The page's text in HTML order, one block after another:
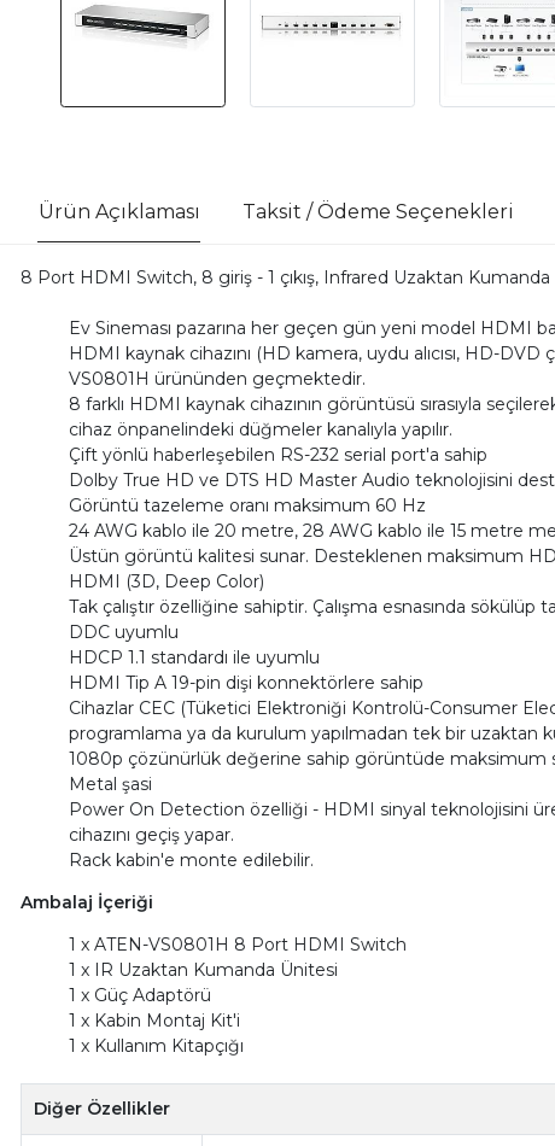
Ürün Açıklaması Taksit / Ödeme Seçenekleri
8 Port HDMI Switch, 8 giriş - 1 çıkış, Infrared Uzaktan Kumanda
Ev Sineması pazarına her geçen gün yeni model HDMI
HDMI kaynak cihazını (HD kamera, uydu alıcısı, HD-
VS0801H ürününden geçmektedir.
8 farklı HDMI kaynak cihazının görüntüsü sırasıyla
cihaz önpanelindeki düğmeler kanalıyla yapılır.
Çift yönlü haberleşebilen RS-232 serial port'a sahip
Dolby True HD ve DTS HD Master Audio teknolojisini
Görüntü tazeleme oranı maksimum 60 Hz
24 AWG kablo ile 20 metre, 28 AWG kablo ile 15 metre
Üstün görüntü kalitesi sunar. Desteklenen maksimum
HDMI (3D, Deep Color)
Tak çalıştır özelliğine sahiptir. Çalışma esnasında sökülüp
DDC uyumlu
HDCP 1.1 standardı ile uyumlu
HDMI Tip A 19-pin dişi konnektörlere sahip
Cihazlar CEC (Tüketici Elektroniği Kontrolü-Consumer
programlama ya da kurulum yapılmadan tek bir uzaktan
1080p çözünürlük değerine sahip görüntüde maksimum
Metal şasi
Power On Detection özelliği - HDMI sinyal teknolojisini
cihazını geçiş yapar.
Rack kabin'e monte edilebilir.
Ambalaj İçeriği
1 x ATEN-VS0801H 8 Port HDMI Switch
1 x IR Uzaktan Kumanda Ünitesi
1 x Güç Adaptörü
1 x Kabin Montaj Kit'i
1 x Kullanım Kitapçığı
Diğer Özellikler